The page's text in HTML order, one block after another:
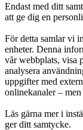
Endast med ditt
att ge dig en
För detta samlar vi
enheter. Denna
vår webbplats, visa
analysera
uppgifter med
onlinekanaler – men
Läs gärna mer i
ger ditt samtycke.